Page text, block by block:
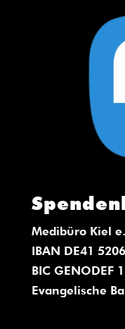
Medibüro Kiel
IBAN DE41
BIC GENODEF
Evangelische